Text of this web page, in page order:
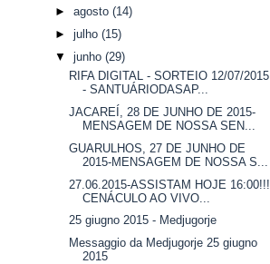
► agosto (14)
► julho (15)
▼ junho (29)
RIFA DIGITAL - SORTEIO 12/07/2015
- SANTUÁRIODASAP...
JACAREÍ, 28 DE JUNHO DE 2015-
MENSAGEM DE NOSSA SEN...
GUARULHOS, 27 DE JUNHO DE
2015-MENSAGEM DE NOSSA S...
27.06.2015-ASSISTAM HOJE 16:00!!!
CENÁCULO AO VIVO...
25 giugno 2015 - Medjugorje
Messaggio da Medjugorje 25 giugno
2015